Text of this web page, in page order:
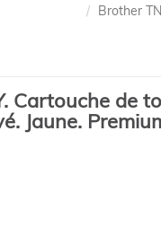
Brother
Cartouche de
Jaune.